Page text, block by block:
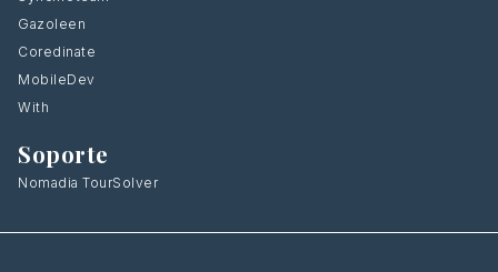
Gazoleen
Coredinate
MobileDev
With
Soporte
Nomadia TourSolver